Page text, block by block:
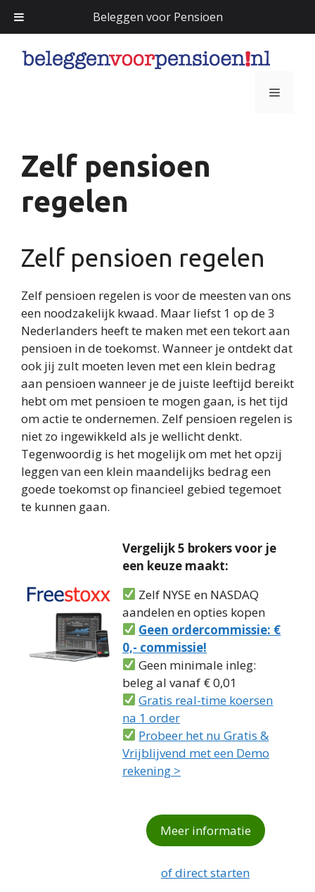
Beleggen voor Pensioen
naar
Menu
Zelf pensioen
regelen
Zelf pensioen regelen
Zelf pensioen regelen is voor de meesten van ons
een noodzakelijk kwaad. Maar liefst 1 op de 3
Nederlanders heeft te maken met een tekort aan
pensioen in de toekomst. Wanneer je ontdekt dat
ook jij zult moeten leven met een klein bedrag
aan pensioen wanneer je de juiste leeftijd bereikt
hebt om met pensioen te mogen gaan, is het tijd
om actie te ondernemen. Zelf pensioen regelen is
niet zo ingewikkeld als je wellicht denkt.
Tegenwoordig is het mogelijk om met het opzij
leggen van een klein maandelijks bedrag een
goede toekomst op financieel gebied tegemoet
te kunnen gaan.
Vergelijk 5 brokers voor je
een keuze maakt:
Zelf NYSE en NASDAQ
aandelen en opties kopen
Geen ordercommissie: €
0,- commissie!
Geen minimale inleg:
beleg al vanaf € 0,01
Gratis real-time koersen
na 1 order
Probeer het nu Gratis &
Vrijblijvend met een Demo
rekening >
Meer informatie
of direct starten